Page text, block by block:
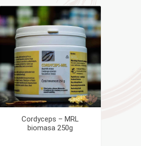
Mattisson JACK N JILL
Cordyceps – MRL
biomasa 250g